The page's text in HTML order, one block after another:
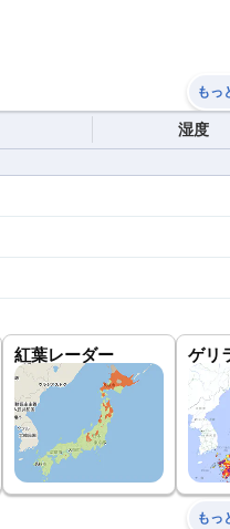
もっ
湿度
紅葉レーダー ゲリ
もっ